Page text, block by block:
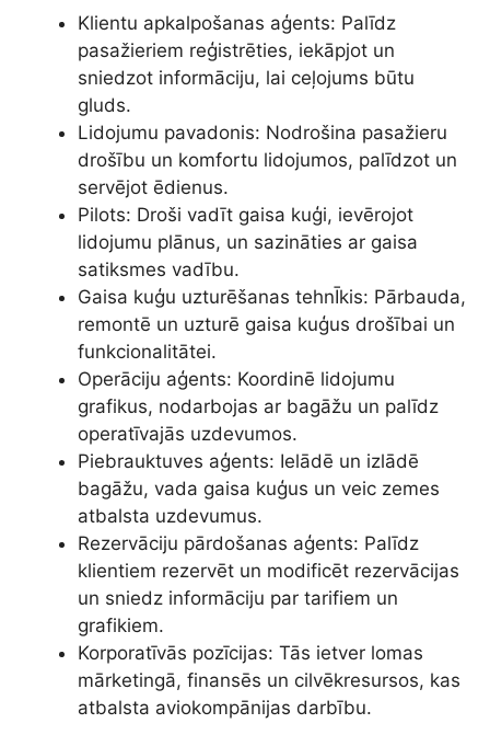
Klientu apkalpošanas aģents: Palīdz
pasažieriem reģistrēties, iekāpjot un
sniedzot informāciju, lai ceļojums būtu
gluds.
Lidojumu pavadonis: Nodrošina pasažieru
drošību un komfortu lidojumos, palīdzot un
servējot ēdienus.
Pilots: Droši vadīt gaisa kuģi, ievērojot
lidojumu plānus, un sazināties ar gaisa
satiksmes vadību.
Gaisa kuģu uzturēšanas tehnĪkis: Pārbauda,
remontē un uzturē gaisa kuģus drošībai un
funkcionalitātei.
Operāciju aģents: Koordinē lidojumu
grafikus, nodarbojas ar bagāžu un palīdz
operatīvajās uzdevumos.
Piebrauktuves aģents: Ielādē un izlādē
bagāžu, vada gaisa kuģus un veic zemes
atbalsta uzdevumus.
Rezervāciju pārdošanas aģents: Palīdz
klientiem rezervēt un modificēt rezervācijas
un sniedz informāciju par tarifiem un
grafikiem.
Korporatīvās pozīcijas: Tās ietver lomas
mārketingā, finansēs un cilvēkresursos, kas
atbalsta aviokompānijas darbību.